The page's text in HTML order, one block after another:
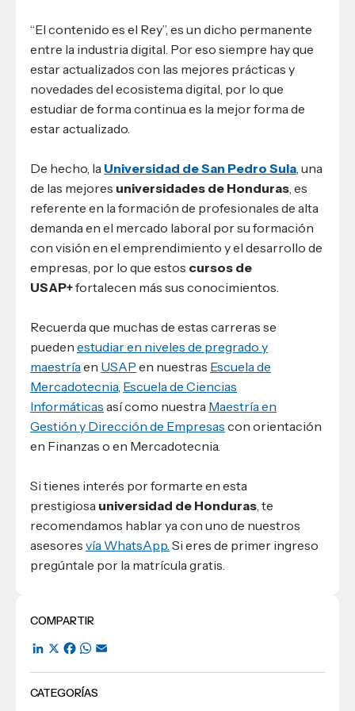
COMPARTIR
LinkedIn
X Facebook
WhatsApp
CATEGORÍAS
“El contenido es el Rey”, es un dicho permanente
entre la industria digital. Por eso siempre hay que
estar actualizados con las mejores prácticas y
novedades del ecosistema digital, por lo que
estudiar de forma continua es la mejor forma de
estar actualizado.
De hecho, la Universidad de San Pedro Sula , una
de las mejores universidades de Honduras , es
referente en la formación de profesionales de alta
demanda en el mercado laboral por su formación
con visión en el emprendimiento y el desarrollo de
empresas, por lo que estos cursos de
USAP+fortalecen más sus conocimientos.
Recuerda que muchas de estas carreras se
pueden estudiar en niveles de pregrado y
maestría en USAP en nuestras Escuela de
Mercadotecnia Escuela de Ciencias
Informáticas así como nuestra Maestría en
Gestión y Dirección de Empresas con orientación
en Finanzas o en Mercadotecnia.
Si tienes interés por formarte en esta
prestigiosa universidad de Honduras , te
recomendamos hablar ya con uno de nuestros
asesores vía WhatsApp. Si eres de primer ingreso
pregúntale por la matrícula gratis.